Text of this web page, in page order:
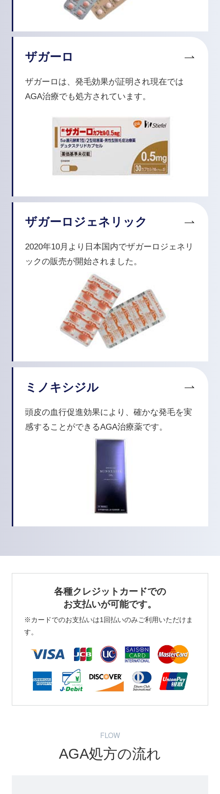
ザガーロ
ザガーロは、発毛効果が証明され現在では
AGA治療でも処方されています。
ザガーロジェネリック
2020年10月より日本国内でザガーロジェネリ
ックの販売が開始されました。
ミノキシジル
頭皮の血行促進効果により、確かな発毛を実
感することができるAGA治療薬です。
各種クレジットカードでの
お支払いが可能です。
※カードでのお支払いは1回払いのみご利用いただけま
す。
FLOW
AGA処方の流れ